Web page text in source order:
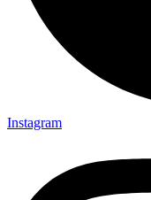
Instagram